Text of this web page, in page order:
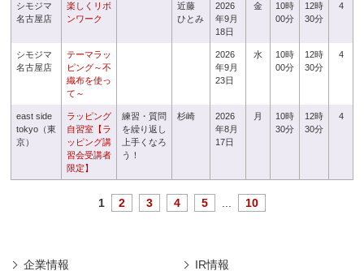
シモジマ
名古屋店
楽しくリボ
ンワーク
近藤
ひとみ
2026
年9月
18日
金
10時
00分
12時
30分
4
シモジマ
名古屋店
テーマラッ
ピング～不
織布を使っ
て～
2026
年9月
23日
水
10時
00分
12時
30分
4
east side
tokyo（東
京）
ラッピング
自習室【ラ
ッピング講
習会受講者
限定】
練習・質問
を繰り返し
上手くなろ
う！
杉崎
2026
年8月
17日
月
10時
30分
12時
30分
4
1 2 3 4 5 10
企業情報 IR情報